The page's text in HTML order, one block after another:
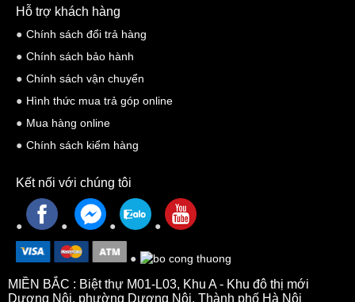
· Độ trễ: Lên đến 40ms cho mỗi đầu vào / đầu ra
· Chế độ cân bằng: Nhân sâm, Qualcomm, Low Pass, Phase-1 và
Phase-2
· Tăng EQ: -30 đến 15dB, 0.25dB/lớp
Các tham số tách
· 2 bộ lọc tách cho mỗi đầu vào / đầu ra
· Hoa văn: Butterworth, Linkwitz Riley, Bessel
· Đỉnh: 6 đến 48dB/ Quãng tám
Hỗ trợ khách hàng
Chính sách đổi trả hàng
Chính sách bảo hành
Chính sách vận chuyển
Hình thức mua trả góp online
Mua hàng online
Chính sách kiểm hàng
Kết nối với chúng tôi
MIỀN BẮC : Biệt thự M01-L03, Khu A - Khu đô thị mới
Dương Nội, phường Dương Nội, Thành phố Hà Nội